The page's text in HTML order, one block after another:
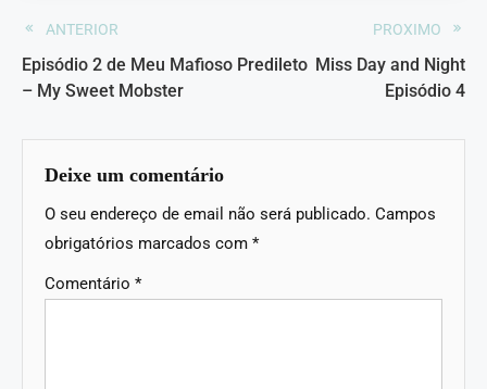
ANTERIOR
Episódio 2 de Meu Mafioso Predileto
– My Sweet Mobster
PROXIMO
Miss Day and Night
Episódio 4
Deixe um comentário
O seu endereço de email não será publicado. Campos
obrigatórios marcados com *
Comentário *